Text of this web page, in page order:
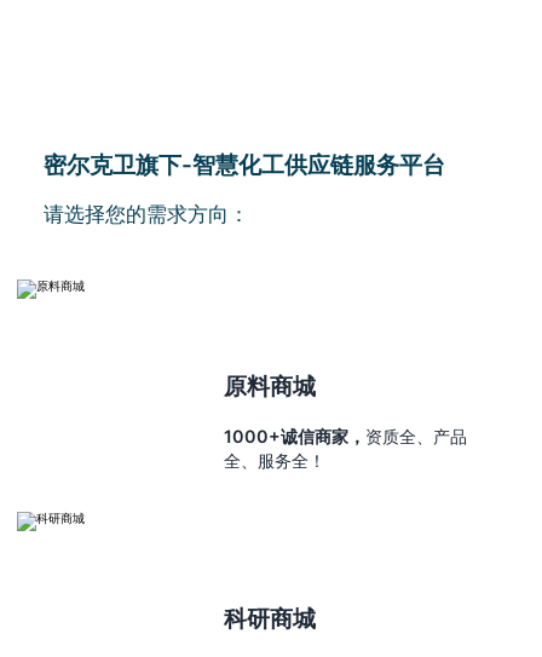
密尔克卫旗下-智慧化工供应链服务平台
请选择您的需求方向：
原料商城
1000+诚信商家， 资质全、产品
全、服务全！
科研商城